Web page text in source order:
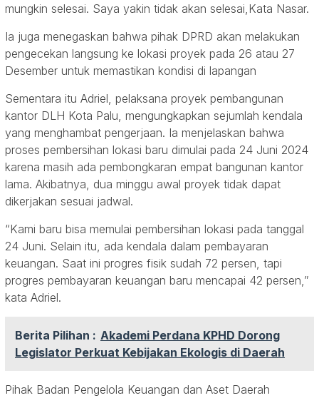
mungkin selesai. Saya yakin tidak akan selesai,Kata Nasar.
Ia juga menegaskan bahwa pihak DPRD akan melakukan
pengecekan langsung ke lokasi proyek pada 26 atau 27
Desember untuk memastikan kondisi di lapangan
Sementara itu Adriel, pelaksana proyek pembangunan
kantor DLH Kota Palu, mengungkapkan sejumlah kendala
yang menghambat pengerjaan. Ia menjelaskan bahwa
proses pembersihan lokasi baru dimulai pada 24 Juni 2024
karena masih ada pembongkaran empat bangunan kantor
lama. Akibatnya, dua minggu awal proyek tidak dapat
dikerjakan sesuai jadwal.
“Kami baru bisa memulai pembersihan lokasi pada tanggal
24 Juni. Selain itu, ada kendala dalam pembayaran
keuangan. Saat ini progres fisik sudah 72 persen, tapi
progres pembayaran keuangan baru mencapai 42 persen,”
kata Adriel.
Berita Pilihan : Akademi Perdana KPHD Dorong
Legislator Perkuat Kebijakan Ekologis di Daerah
Pihak Badan Pengelola Keuangan dan Aset Daerah